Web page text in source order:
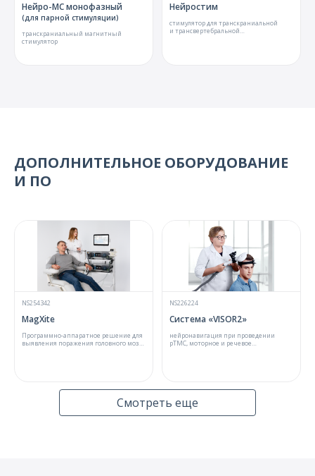
Нейро-МС монофазный
(для парной стимуляции)
транскраниальный магнитный
стимулятор
Нейростим
стимулятор для транскраниальной
и трансвертебральной
ДОПОЛНИТЕЛЬНОЕ ОБОРУДОВАНИЕ
И ПО
NS254342
MagXite
Программно-аппаратное решение для
выявления поражения головного мозга
NS226224
Система «VISOR2»
нейронавигация при проведении
рТМС, моторное и речевое
Смотреть еще